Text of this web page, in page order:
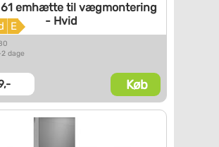
61 emhætte til vægmontering
- Hvid
E
dage
Køb